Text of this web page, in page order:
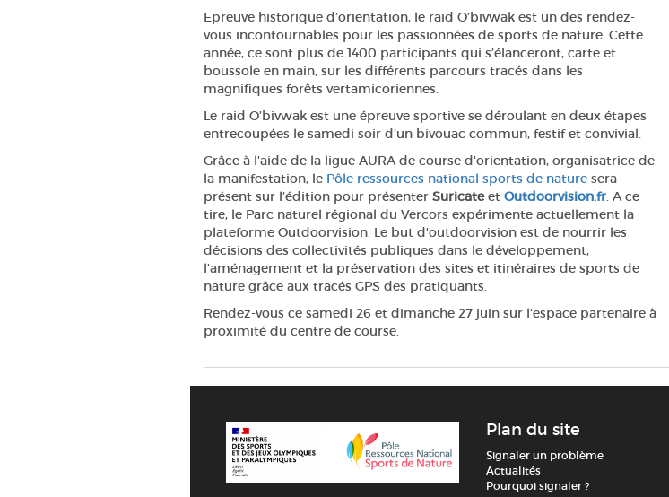
Epreuve historique d’orientation, le raid O’bivwak est un des rendez-
vous incontournables pour les passionnées de sports de nature. Cette
année, ce sont plus de 1400 participants qui s’élanceront, carte et
boussole en main, sur les différents parcours tracés dans les
magnifiques forêts vertamicoriennes.
Le raid O’bivwak est une épreuve sportive se déroulant en deux étapes
entrecoupées le samedi soir d’un bivouac commun, festif et convivial.
Grâce à l'aide de la ligue AURA de course d'orientation, organisatrice de
la manifestation, le Pôle ressources national sports de nature sera
présent sur l’édition pour présenter Suricateet Outdoorvision.fr. A ce
tire, le Parc naturel régional du Vercors expérimente actuellement la
plateforme Outdoorvision. Le but d'outdoorvision est de nourrir les
décisions des collectivités publiques dans le développement,
l'aménagement et la préservation des sites et itinéraires de sports de
nature grâce aux tracés GPS des pratiquants.
Rendez-vous ce samedi 26 et dimanche 27 juin sur l'espace partenaire à
proximité du centre de course.
Plan du site
Signaler un problème
Actualités
Pourquoi signaler ?